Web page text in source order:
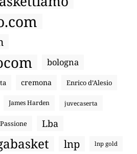
bologna
cremona Enrico d’Alesio
James Harden juvecaserta
Lba
lnp lnp gold